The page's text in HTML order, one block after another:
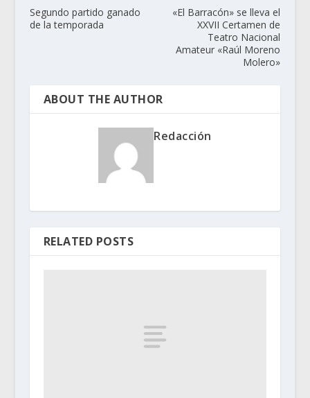
Segundo partido ganado
de la temporada
«El Barracón» se lleva el
XXVII Certamen de
Teatro Nacional
Amateur «Raúl Moreno
Molero»
ABOUT THE AUTHOR
Redacción
RELATED POSTS